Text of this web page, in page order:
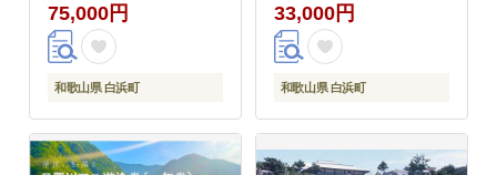
75,000円
和歌山県 白浜町
33,000円
和歌山県 白浜町